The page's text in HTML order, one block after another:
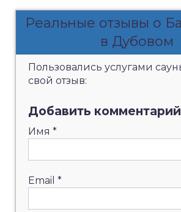
Реальные отзывы о
в Дубовом
Пользовались услугами
свой отзыв:
Добавить комментарий
Имя *
Email *